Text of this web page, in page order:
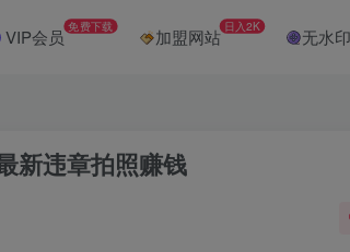
VIP会员 免费下载 加盟网站 日入2K 无水
新违章拍照赚钱